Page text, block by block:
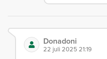
Donadoni
22 juli 2025 21:19